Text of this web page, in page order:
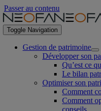
Passer au contenu
Toggle Navigation
Gestion de patrimoine
Développer son
Qu’est ce
Le bilan
Optimiser son
Comment
Comment
conseils